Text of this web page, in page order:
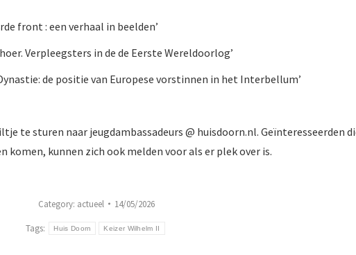
front : een verhaal in beelden’
Verpleegsters in de de Eerste Wereldoorlog’
de positie van Europese vorstinnen in het Interbellum’
te sturen naar jeugdambassadeurs @ huisdoorn.nl. Geïnteresseerden
kunnen zich ook melden voor als er plek over is.
Category: actueel 14/05/2026
Tags: Huis Doorn Keizer Wilhelm II